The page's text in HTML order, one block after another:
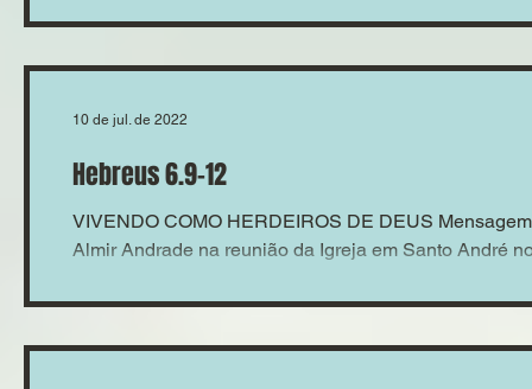
Hebreus 6.9-12
VIVENDO COMO HERDEIROS DE DEUS
Almir Andrade na reunião da Igreja em Santo André
10 de jul. de 2022